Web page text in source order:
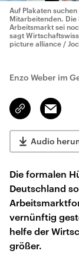
Auf Plakaten
Mitarbeitenden. Die
Arbeitsmarkt sei
sagt
picture alliance /
Enzo Weber im
Link
kopieren/teilen
Email
Audio
Die formalen
Deutschland
vernünftig
helfe der
größer.